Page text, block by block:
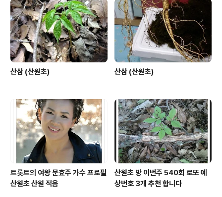
산삼 (산원초) 산삼 (산원초)
트롯트의 여왕 문효주 가수 프로필
산원초 산원 적음
산원초 방 이번주 540회 로또 예
상번호 3개 추천 합니다